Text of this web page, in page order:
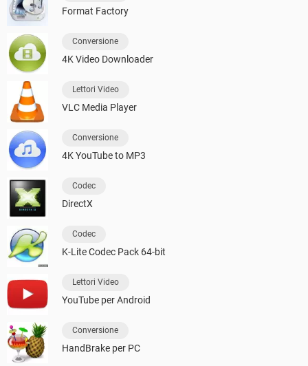
Format Factory
Conversione
4K Video Downloader
Lettori Video
VLC Media Player
Conversione
4K YouTube to MP3
Codec
DirectX
Codec
K-Lite Codec Pack 64-bit
Lettori Video
YouTube per Android
Conversione
HandBrake per PC